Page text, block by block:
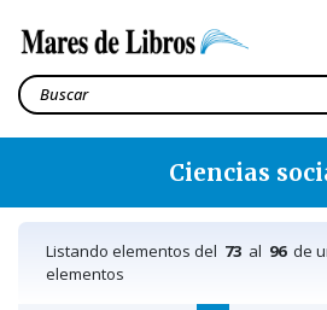
Ciencias
Listando elementos del 73 al 96de
elementos